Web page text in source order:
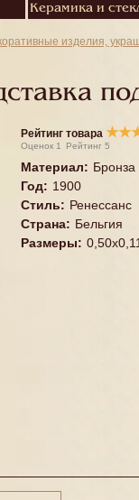
Керамика и
изделия,
Рейтинг товара ★★
Оценок 1 Рейтинг 5
Материал: Бронза
Год: 1900
Стиль: Ренессанс
Страна: Бельгия
Размеры: